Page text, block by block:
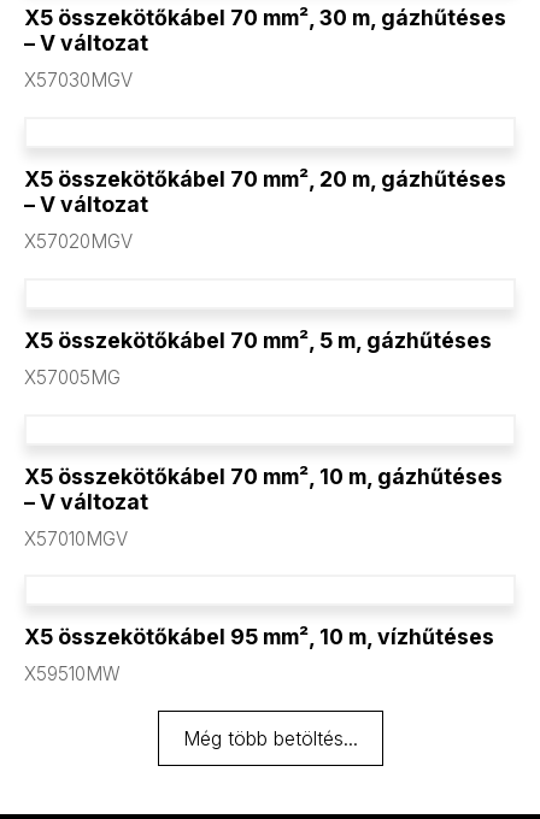
X5 összekötőkábel 70 mm², 30 m, gázhűtéses
– V változat
X57030MGV
X5 összekötőkábel 70 mm², 20 m, gázhűtéses
– V változat
X57020MGV
X5 összekötőkábel 70 mm², 5 m, gázhűtéses
X57005MG
X5 összekötőkábel 70 mm², 10 m, gázhűtéses
– V változat
X57010MGV
X5 összekötőkábel 95 mm², 10 m, vízhűtéses
X59510MW
Még több betöltés...